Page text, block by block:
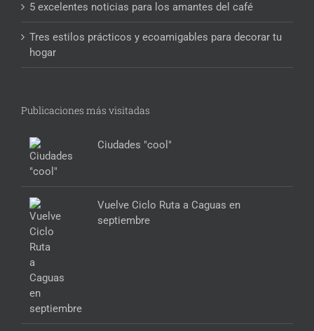
5 excelentes noticias para los amantes del café
Tres estilos prácticos y ecoamigables para decorar tu
hogar
Publicaciones más visitadas
Ciudades "cool"
Vuelve Ciclo Ruta a Caguas en
septiembre